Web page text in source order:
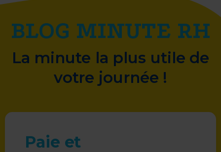
BLOG MINUTE RH
La minute la plus utile de
votre journée !
Paie et